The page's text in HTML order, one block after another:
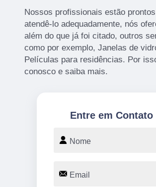
Nossos profissionais estão
atendê-lo adequadamente, nós
além do que já foi citado, outros
como por exemplo, Janelas de
Películas para residências. Por
conosco e saiba mais.
Entre em Contato